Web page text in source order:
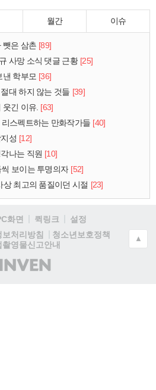
월간 이슈
뺏은 삼촌 [89]
사망 소식 댓글 근황 [25]
낸 학부모 [36]
대 하지 않는 것들 [39]
웃긴 이유. [63]
스펙트하는 만화작가들 [40]
성 [12]
나는 직원 [10]
보이는 투명의자 [52]
상 최고의 품질이던 시절 [23]
화면 퀵링크
설정
보처리방침
청소년보호정책
촬영물신고안내
(주)
인
▲